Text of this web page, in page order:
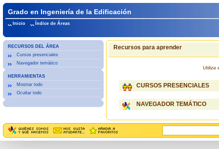
Grado en Ingeniería de la Edificación
Inicio Índice de Áreas
RECURSOS DEL ÁREA
Cursos presenciales
Navegador temático
HERRAMIENTAS
Mostrar todo
Ocultar todo
Recursos para aprender
Utiliza
CURSOS PRESENCIALES
NAVEGADOR TEMÁTICO